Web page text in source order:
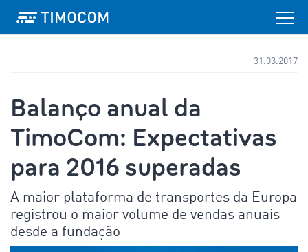
31.03.2017
Balanço anual da
TimoCom: Expectativas
para 2016 superadas
A maior plataforma de transportes da Europa
registrou o maior volume de vendas anuais
desde a fundação